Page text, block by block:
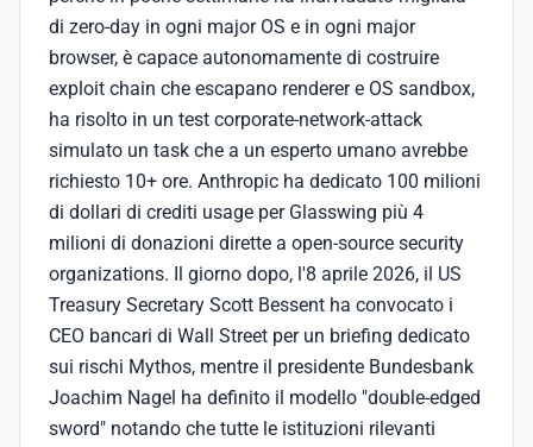
di zero-day in ogni major OS e in ogni major
browser, è capace autonomamente di costruire
exploit chain che escapano renderer e OS sandbox,
ha risolto in un test corporate-network-attack
simulato un task che a un esperto umano avrebbe
richiesto 10+ ore. Anthropic ha dedicato 100 milioni
di dollari di crediti usage per Glasswing più 4
milioni di donazioni dirette a open-source security
organizations. Il giorno dopo, l'8 aprile 2026, il US
Treasury Secretary Scott Bessent ha convocato i
CEO bancari di Wall Street per un briefing dedicato
sui rischi Mythos, mentre il presidente Bundesbank
Joachim Nagel ha definito il modello "double-edged
sword" notando che tutte le istituzioni rilevanti